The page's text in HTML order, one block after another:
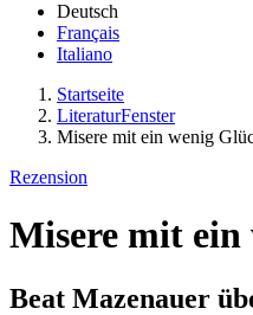
Deutsch
Français
Italiano
Startseite
LiteraturFenster
Misere mit ein wenig
Rezension
Misere mit
Beat Mazenauer